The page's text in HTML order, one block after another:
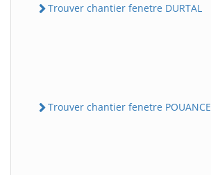
Trouver chantier fenetre DURTAL
Trouver chantier fenetre POUANCE